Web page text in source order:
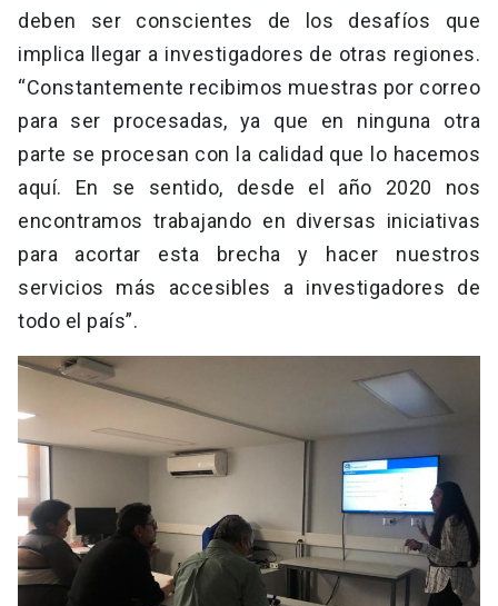
deben ser conscientes de los desafíos que
implica llegar a investigadores de otras regiones.
“Constantemente recibimos muestras por correo
para ser procesadas, ya que en ninguna otra
parte se procesan con la calidad que lo hacemos
aquí. En se sentido, desde el año 2020 nos
encontramos trabajando en diversas iniciativas
para acortar esta brecha y hacer nuestros
servicios más accesibles a investigadores de
todo el país”.